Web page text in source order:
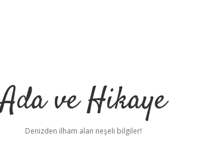
Ada ve Hikaye
Denizden ilham alan neşeli bilgiler!